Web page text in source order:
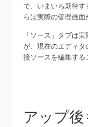
で、いまいち期待
らは実際の管理画面
「ソース」タブは
が、現在のエディ
接ソースを編集する
アップ